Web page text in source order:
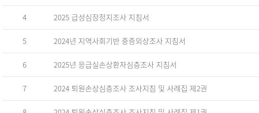
4 2025 급성심장정지조사 지침서
5 2024년 지역사회기반 중증외상조사 지침서
6 2025년 응급실손상환자심층조사 지침서
7 2024 퇴원손상심층조사 조사지침 및 사례집 제2권